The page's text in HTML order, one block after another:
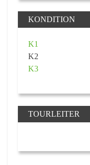
KONDITION
K1
K2
K3
TOURLEITER